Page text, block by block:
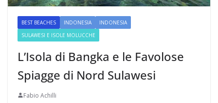
BEST BEACHES INDONESIA
INDONESIA
SULAWESI E ISOLE MOLUCCHE
L’Isola di Bangka e le Favolose
Spiagge di Nord Sulawesi
Fabio Achilli